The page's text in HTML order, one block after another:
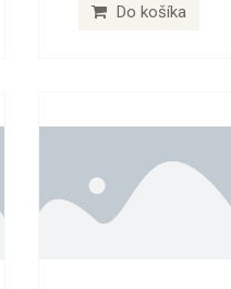
Do košíka